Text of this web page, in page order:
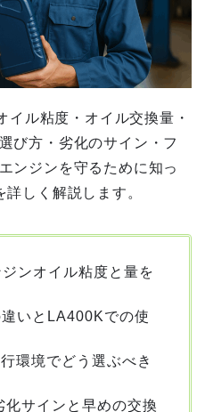
ル粘度・オイル交換量・
び方・劣化のサイン・フ
ンジンを守るために知っ
しく解説します。
ンオイル粘度と量を
いとLA400Kでの使
環境でどう選ぶべき
化サインと早めの交換